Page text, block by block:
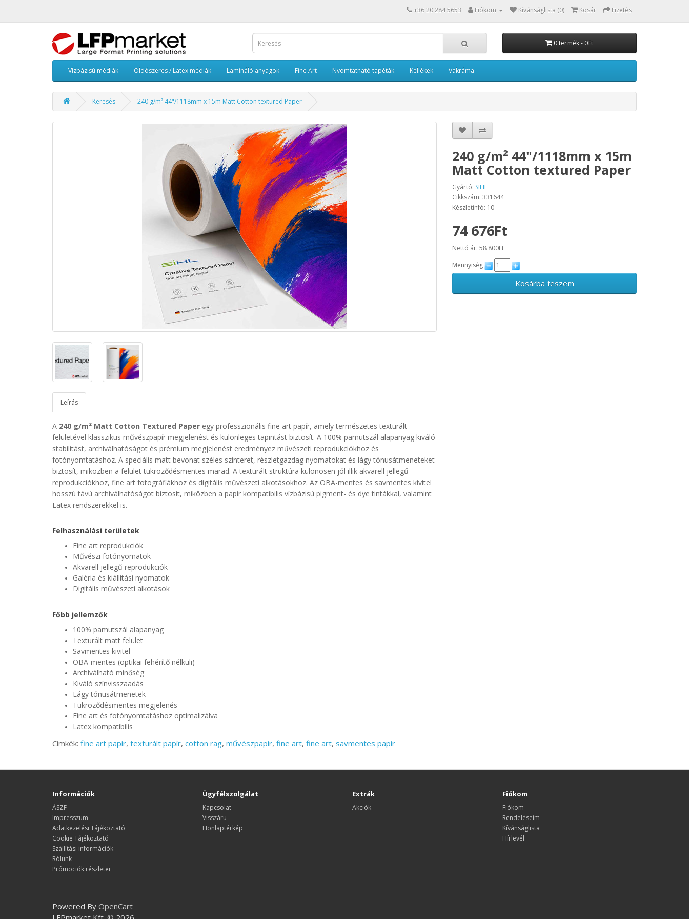
+36 20 284 5653 Fiókom Kívánságlista (0) Kosár Fizetés
0 termék - 0Ft
Vízbázisú médiák Oldószeres / Latex médiák Lamináló anyagok Fine Art Nyomtatható tapéták Kellékek Vakráma
Keresés 240 g/m² 44"/1118mm x 15m Matt Cotton textured Paper
Leírás
A 240 g/m² Matt Cotton Textured Paper egy professzionális fine art papír, amely természetes texturált
felületével klasszikus művészpapír megjelenést és különleges tapintást biztosít. A 100% pamutszál alapanyag kiváló
stabilitást, archiválhatóságot és prémium megjelenést eredményez művészeti reprodukciókhoz és
fotónyomtatáshoz. A speciális matt bevonat széles színteret, részletgazdag nyomatokat és lágy tónusátmeneteket
biztosít, miközben a felület tükröződésmentes marad. A texturált struktúra különösen jól illik akvarell jellegű
reprodukciókhoz, fine art fotográfiákhoz és digitális művészeti alkotásokhoz. Az OBA-mentes és savmentes kivitel
hosszú távú archiválhatóságot biztosít, miközben a papír kompatibilis vízbázisú pigment- és dye tintákkal, valamint
Latex rendszerekkel is.
Felhasználási területek
Fine art reprodukciók
Művészi fotónyomatok
Akvarell jellegű reprodukciók
Galéria és kiállítási nyomatok
Digitális művészeti alkotások
Főbb jellemzők
100% pamutszál alapanyag
Texturált matt felület
Savmentes kivitel
OBA-mentes (optikai fehérítő nélküli)
Archiválható minőség
Kiváló színvisszaadás
Lágy tónusátmenetek
Tükröződésmentes megjelenés
Fine art és fotónyomtatáshoz optimalizálva
Latex kompatibilis
240 g/m² 44"/1118mm x 15m
Matt Cotton textured Paper
Gyártó: SIHL
Cikkszám: 331644
Készletinfó: 10
74 676Ft
Nettó ár: 58 800Ft
Mennyiség
Kosárba teszem
Címkék: fine art papír, texturált papír, cotton rag, művészpapír, fine art, fine art, savmentes papír
Információk
ÁSZF
Impresszum
Adatkezelési Tájékoztató
Cookie Tájékoztató
Szállítási információk
Rólunk
Prómociók részletei
Ügyfélszolgálat
Kapcsolat
Visszáru
Honlaptérkép
Extrák
Akciók
Fiókom
Fiókom
Rendeléseim
Kívánságlista
Hírlevél
Powered By OpenCart